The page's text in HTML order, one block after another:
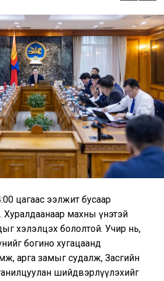
цагаас ээлжит бусаар
Хуралдаанаар махны үнэтэй
хэлэлцэх бололтой. Учир нь,
богино хугацаанд
арга замыг судалж, Засгийн
шийдвэрлүүлэхийг